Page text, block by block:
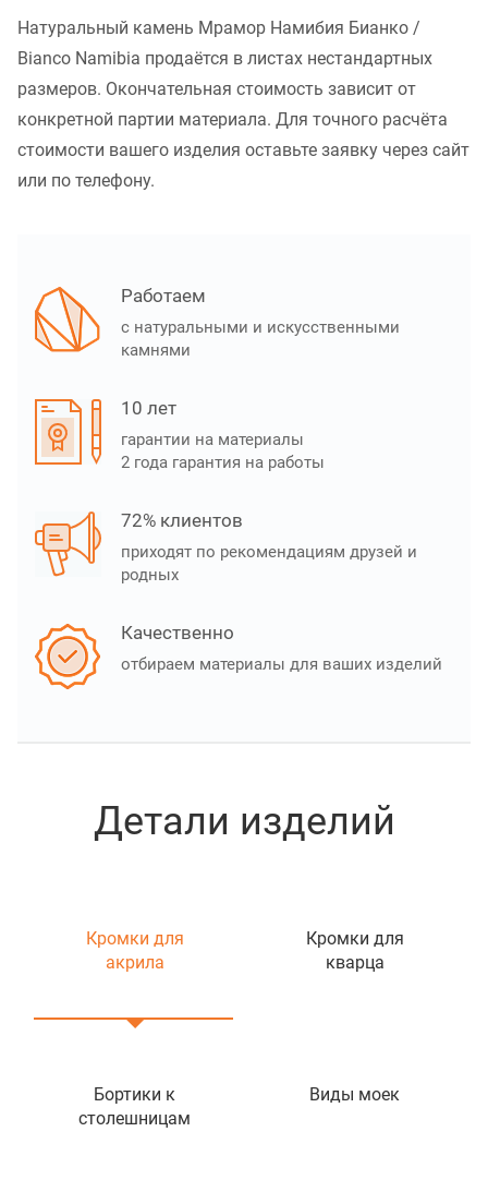
Натуральный камень Мрамор Намибия Бианко /
Bianco Namibia продаётся в листах нестандартных
размеров. Окончательная стоимость зависит от
конкретной партии материала. Для точного расчёта
стоимости вашего изделия оставьте заявку через сайт
или по телефону.
Работаем
с натуральными и искусственными
камнями
10 лет
гарантии на материалы
2 года гарантия на работы
72% клиентов
приходят по рекомендациям друзей и
родных
Качественно
отбираем материалы для ваших изделий
Детали изделий
Кромки для
акрила
Кромки для
кварца
Бортики к
столешницам
Виды моек